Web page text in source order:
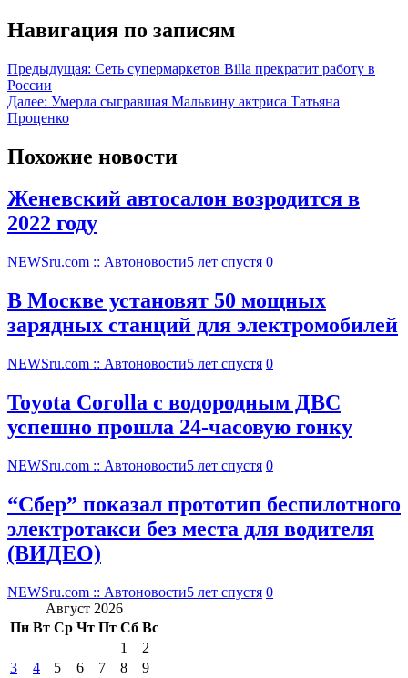
Навигация по записям
Предыдущая: Сеть супермаркетов Billa прекратит работу в
России
Далее: Умерла сыгравшая Мальвину актриса Татьяна
Проценко
Похожие новости
Женевский автосалон возродится в
2022 году
NEWSru.com :: Автоновости5 лет спустя 0
В Москве установят 50 мощных
зарядных станций для электромобилей
NEWSru.com :: Автоновости5 лет спустя 0
Toyota Corolla с водородным ДВС
успешно прошла 24-часовую гонку
NEWSru.com :: Автоновости5 лет спустя 0
“Сбер” показал прототип беспилотного
электротакси без места для водителя
(ВИДЕО)
NEWSru.com :: Автоновости5 лет спустя 0
Август 2026
Пн Вт Ср Чт Пт Сб Вс
1
2
3
4 5 6 7 8
9